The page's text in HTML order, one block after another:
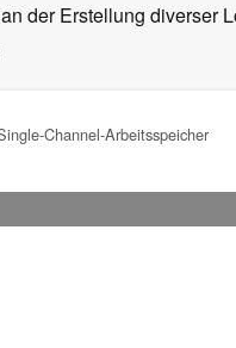
der Erstellung diverser
Channel-Arbeitsspeicher